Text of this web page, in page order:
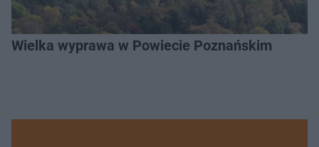
Wielka wyprawa w Powiecie Poznańskim